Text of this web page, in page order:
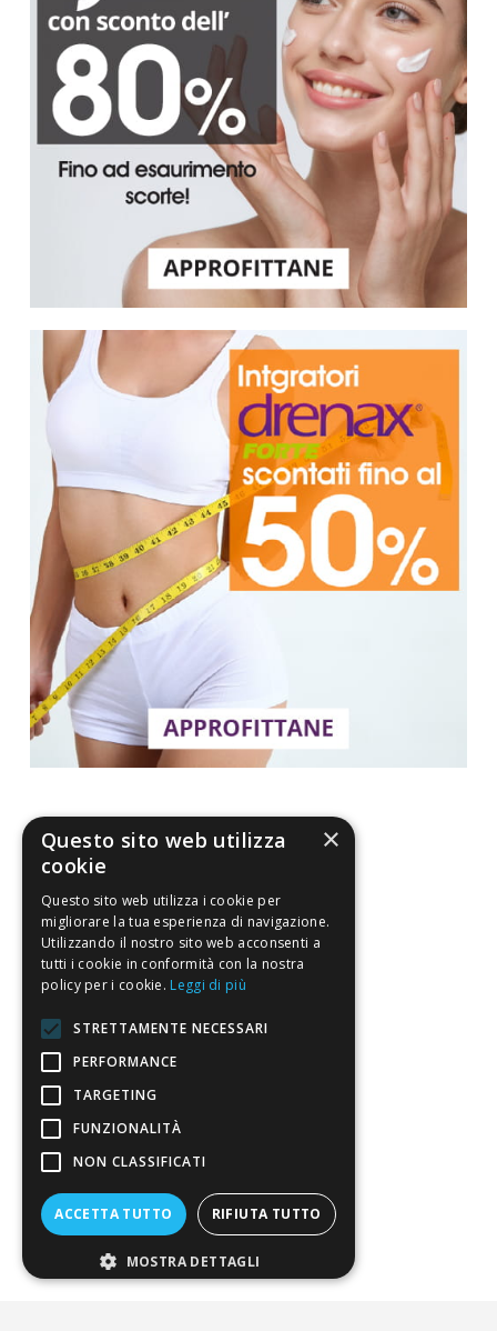
La nostra convenienza
Il risparmio che fa ambiente
Il nostro manifesto
Il blog
Perché fidarti
Vendi con noi
Chi siamo
Chi Siamo
Sostegno e riconoscimenti
Servizio clienti
×
Questo sito web utilizza
cookie
Questo sito web utilizza i cookie per
migliorare la tua esperienza di navigazione.
Utilizzando il nostro sito web acconsenti a
tutti i cookie in conformità con la nostra
policy per i cookie. Leggi di più
STRETTAMENTE NECESSARI
PERFORMANCE
TARGETING
FUNZIONALITÀ
NON CLASSIFICATI
ACCETTA TUTTO RIFIUTA TUTTO
MOSTRA DETTAGLI